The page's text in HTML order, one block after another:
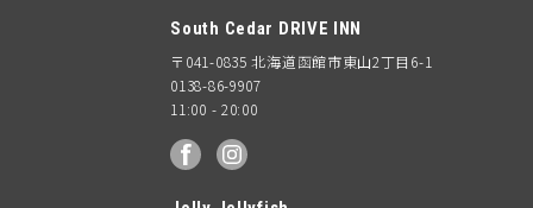
South Cedar DRIVE INN
〒041-0835 北海道函館市東山2丁目6-1
0138-86-9907
11:00 - 20:00
facebook